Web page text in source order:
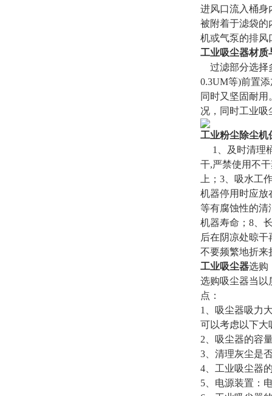
进风口流入桶身
被附着于滤袋的
机或气泵的排风
工业吸尘器材质
过滤部分选择
0.3UM等)前置
同时又坚固耐
况，同时工业吸
工业粉尘除尘机
1、及时清理
干,严禁使用不
上；3、吸水工
机器停用时应放
等有腐蚀性的清
机器寿命；8、
后在阴凉处晾
不要频繁地折来
工业吸尘器选购
选购吸尘器当以
点：
1、吸尘器吸力
可以考虑以下大
2、吸尘器的容
3、清理灰尘是
4、工业吸尘器
5、电源装置：